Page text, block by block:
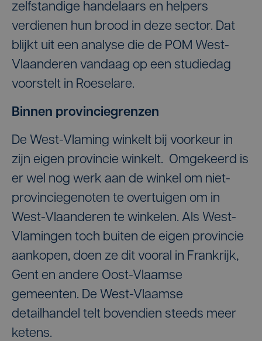
zelfstandige handelaars en helpers
verdienen hun brood in deze sector. Dat
blijkt uit een analyse die de POM West-
Vlaanderen vandaag op een studiedag
voorstelt in Roeselare.
Binnen provinciegrenzen
De West-Vlaming winkelt bij voorkeur in
zijn eigen provincie winkelt. Omgekeerd is
er wel nog werk aan de winkel om niet-
provinciegenoten te overtuigen om in
West-Vlaanderen te winkelen. Als West-
Vlamingen toch buiten de eigen provincie
aankopen, doen ze dit vooral in Frankrijk,
Gent en andere Oost-Vlaamse
gemeenten. De West-Vlaamse
detailhandel telt bovendien steeds meer
ketens.